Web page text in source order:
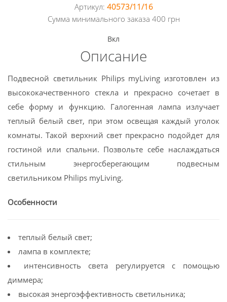
Facebook
Twitter
Артикул: 40573/11/16
Сумма минимального заказа 400 грн
Вкл
Описание
Подвесной светильник Philips myLiving изготовлен из
высококачественного стекла и прекрасно сочетает в
себе форму и функцию. Галогенная лампа излучает
теплый белый свет, при этом освещая каждый уголок
комнаты. Такой верхний свет прекрасно подойдет для
гостиной или спальни. Позвольте себе наслаждаться
стильным энергосберегающим подвесным
светильником Philips myLiving.
Особенности
теплый белый свет;
лампа в комплекте;
интенсивность света регулируется с помощью
диммера;
высокая энергоэффективность светильника;